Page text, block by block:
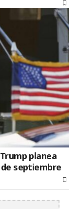
planea
septiembre